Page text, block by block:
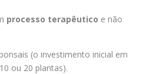
processo terapêutico e não
(o investimento inicial em
ou 20 plantas).